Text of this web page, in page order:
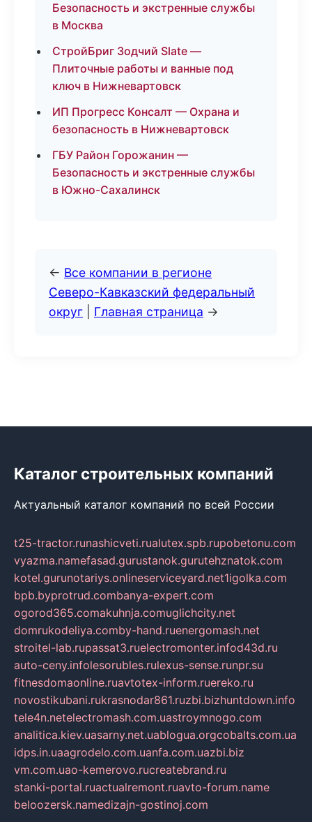
Безопасность и экстренные службы
в Москва
СтройБриг Зодчий Slate —
Плиточные работы и ванные под
ключ в Нижневартовск
ИП Прогресс Консалт — Охрана и
безопасность в Нижневартовск
ГБУ Район Горожанин —
Безопасность и экстренные службы
в Южно-Сахалинск
← Все компании в регионе
Северо-Кавказский федеральный
округ
Главная страница →
Каталог строительных компаний
Актуальный каталог компаний по всей России
t25-tractor.runashicveti.rualutex.spb.rupobetonu.com
vyazma.namefasad.gurustanok.gurutehznatok.com
kotel.gurunotariys.onlineserviceyard.net1igolka.com
bpb.byprotrud.combanya-expert.com
ogorod365.comakuhnja.comuglichcity.net
domrukodeliya.comby-hand.ruenergomash.net
stroitel-lab.rupassat3.ruelectromonter.infod43d.ru
auto-ceny.infolesorubles.rulexus-sense.runpr.su
fitnesdomaonline.ruavtotex-inform.ruereko.ru
novostikubani.rukrasnodar861.ruzbi.bizhuntdown.info
tele4n.netelectromash.com.uastroymnogo.com
analitica.kiev.uasarny.net.uablogua.orgcobalts.com.ua
idps.in.uaagrodelo.com.uanfa.com.uazbi.biz
vm.com.uao-kemerovo.rucreatebrand.ru
stanki-portal.ruactualremont.ruavto-forum.name
beloozersk.namedizajn-gostinoj.com